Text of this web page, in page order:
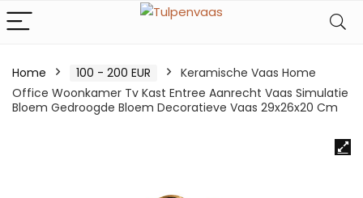
Home 100 - 200 EUR
Keramische Vaas Home
Office Woonkamer Tv Kast Entree Aanrecht Vaas Simulatie
Bloem Gedroogde Bloem Decoratieve Vaas 29x26x20 Cm